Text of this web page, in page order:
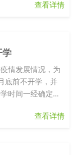
查看详情
学
情发展情况，为
底前不开学，并
时间一经确定，
查看详情